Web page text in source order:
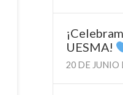
UESMA!
20 DE JUNIO